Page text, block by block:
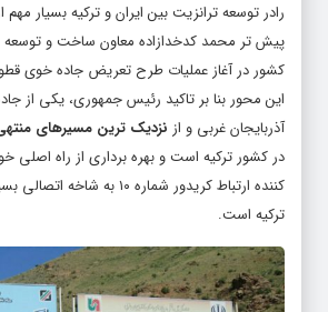
رادر توسعه ترانزیت بین ایران و ترکیه بسیار مهم
پیش تر محمد کدخدازاده معاون ساخت و توسعه
کشور در آغاز عملیات طرح تعریض جاده خوی
این محور بنا بر تاکید رئیس جمهوری، یکی از
آذربایجان غربی و از نزدیک ترین مسیرهای
در کشور ترکیه است و بهره برداری از راه اصلی
کننده ارتباط کریدور شماره ۱۰
ترکیه است.